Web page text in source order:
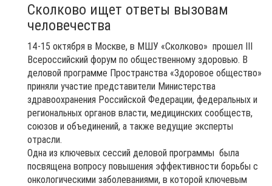
Сколково ищет ответы вызовам
человечества
14-15 октября в Москве, в МШУ «Сколково» прошел III
Всероссийский форум по общественному здоровью. В
деловой программе Пространства «Здоровое общество»
приняли участие представители Министерства
здравоохранения Российской Федерации, федеральных и
региональных органов власти, медицинских сообществ,
союзов и объединений, а также ведущие эксперты
отрасли.
Одна из ключевых сессий деловой программы была
посвящена вопросу повышения эффективности борьбы с
онкологическими заболеваниями, в которой ключевым